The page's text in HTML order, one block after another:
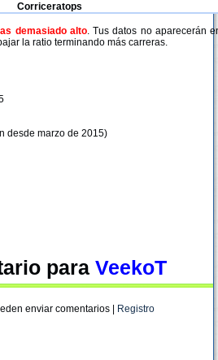
Corriceratops
demasiado alto. Tus datos no aparecerán
la ratio terminando más carreras.
desde marzo de 2015)
para VeekoT
enviar comentarios | Registro